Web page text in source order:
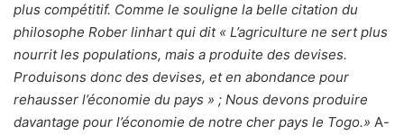
plus compétitif. Comme le souligne la belle citation du
philosophe Rober linhart qui dit « L’agriculture ne sert plus
nourrit les populations, mais a produite des devises.
Produisons donc des devises, et en abondance pour
rehausser l’économie du pays » ; Nous devons produire
davantage pour l’économie de notre cher pays le Togo.» A-